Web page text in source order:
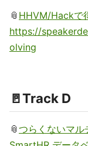
📎 HHVM/Hackで
https://
olving
🚪Track D
📎 つらくないマル